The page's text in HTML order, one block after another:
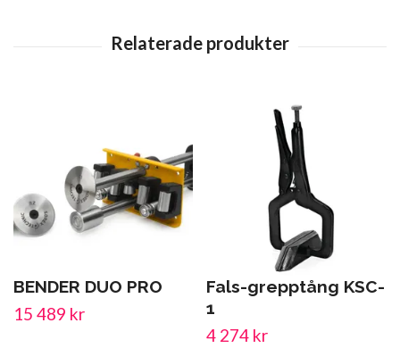
BENDER DUO PRO
15 489 kr
Fals-grepptång KSC-
1
4 274 kr